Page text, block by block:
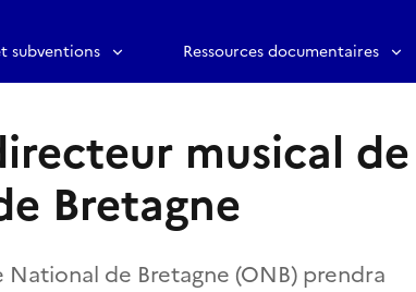
subventions Ressources documentaires
musical de
Bretagne
de Bretagne (ONB) prendra